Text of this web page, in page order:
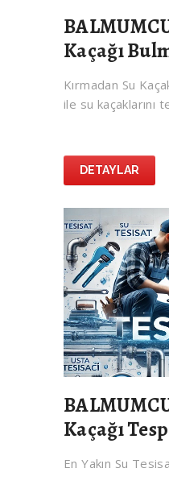
Kaçağı
Kırmadan Su
ile su kaçaklarını
DETAYLAR
Kaçağı
En Yakın Su